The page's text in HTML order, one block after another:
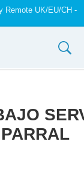
Remote UK/EU/CH -